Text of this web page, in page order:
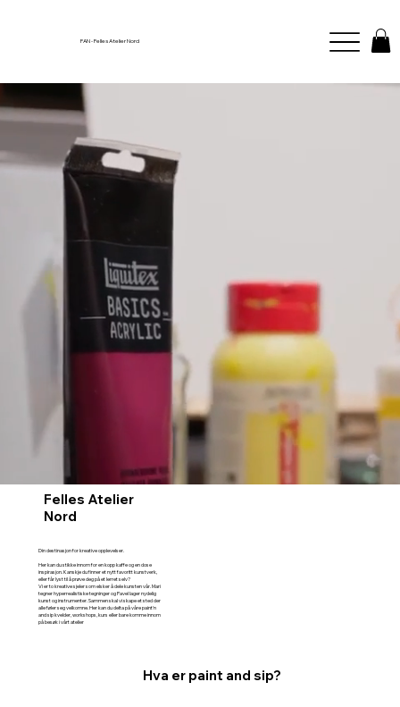
FAN - Felles Atelier Nord
Felles Atelier
Nord
Din destinasjon for kreative opplevelser.​
Her kan du stikke innom for en kopp kaffe og en dose
inspirasjon. Kanskje du finner et nytt favoritt kunstverk,
eller får lyst til å prøve deg på et lerret selv?
Vi er to kreative sjeler som elsker å dele kunsten vår. Mari
tegner hyperrealistiske tegninger og Pavel lager nydelig
kunst og instrumenter. Sammen skal vi skape et sted der
alle føler seg velkomne. Her kan du delta på våre paint'n
and sip kvelder, workshops, kurs eller bare komme innom
på besøk i vårt atelier
Hva er paint and sip?